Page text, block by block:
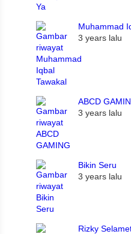
Muhammad
3 years lalu
ABCD
3 years lalu
Bikin Seru
3 years lalu
Rizky